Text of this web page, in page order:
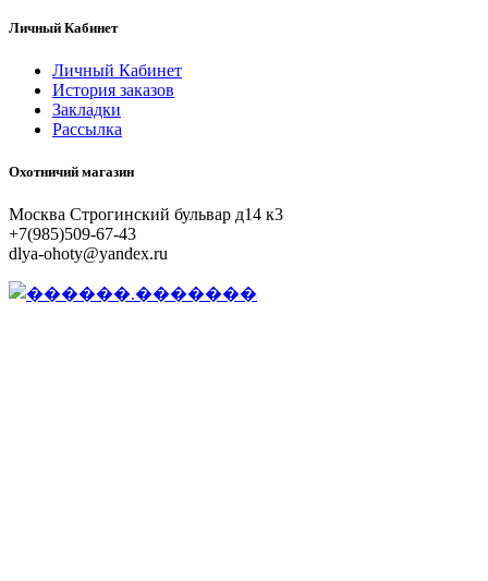
Личный Кабинет
Личный Кабинет
История заказов
Закладки
Рассылка
Охотничий магазин
Москва Строгинский бульвар д14 к3
+7(985)509-67-43
dlya-ohoty@yandex.ru